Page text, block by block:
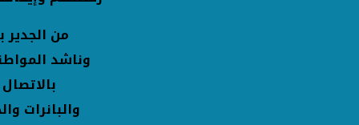
من الجدير
وناشد
والبانرات